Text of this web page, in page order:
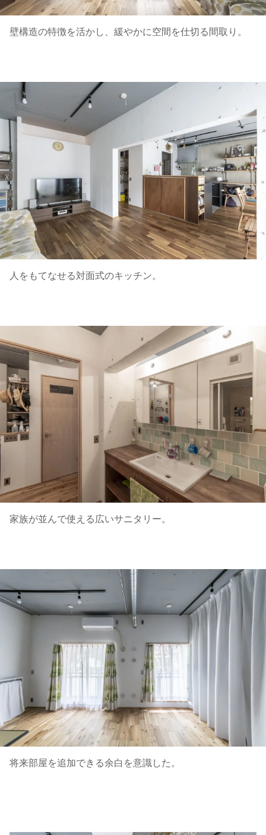
壁構造の特徴を活かし、緩やかに空間を仕切る間取り。
人をもてなせる対面式のキッチン。
家族が並んで使える広いサニタリー。
将来部屋を追加できる余白を意識した。